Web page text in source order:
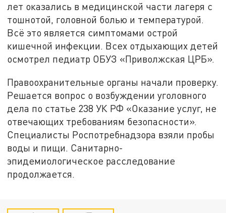
лет оказались в медицинской части лагеря с
тошнотой, головной болью и температурой.
Всё это является симптомами острой
кишечной инфекции. Всех отдыхающих детей
осмотрел педиатр ОБУЗ «Приволжская ЦРБ».
Правоохранительные органы начали проверку.
Решается вопрос о возбуждении уголовного
дела по статье 238 УК РФ «Оказание услуг, не
отвечающих требованиям безопасности».
Специалисты Роспотребнадзора взяли пробы
воды и пищи. Санитарно-
эпидемиологическое расследование
продолжается.